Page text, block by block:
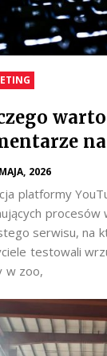
na
2026
platformy
serwisu, na
testowali
w zoo,